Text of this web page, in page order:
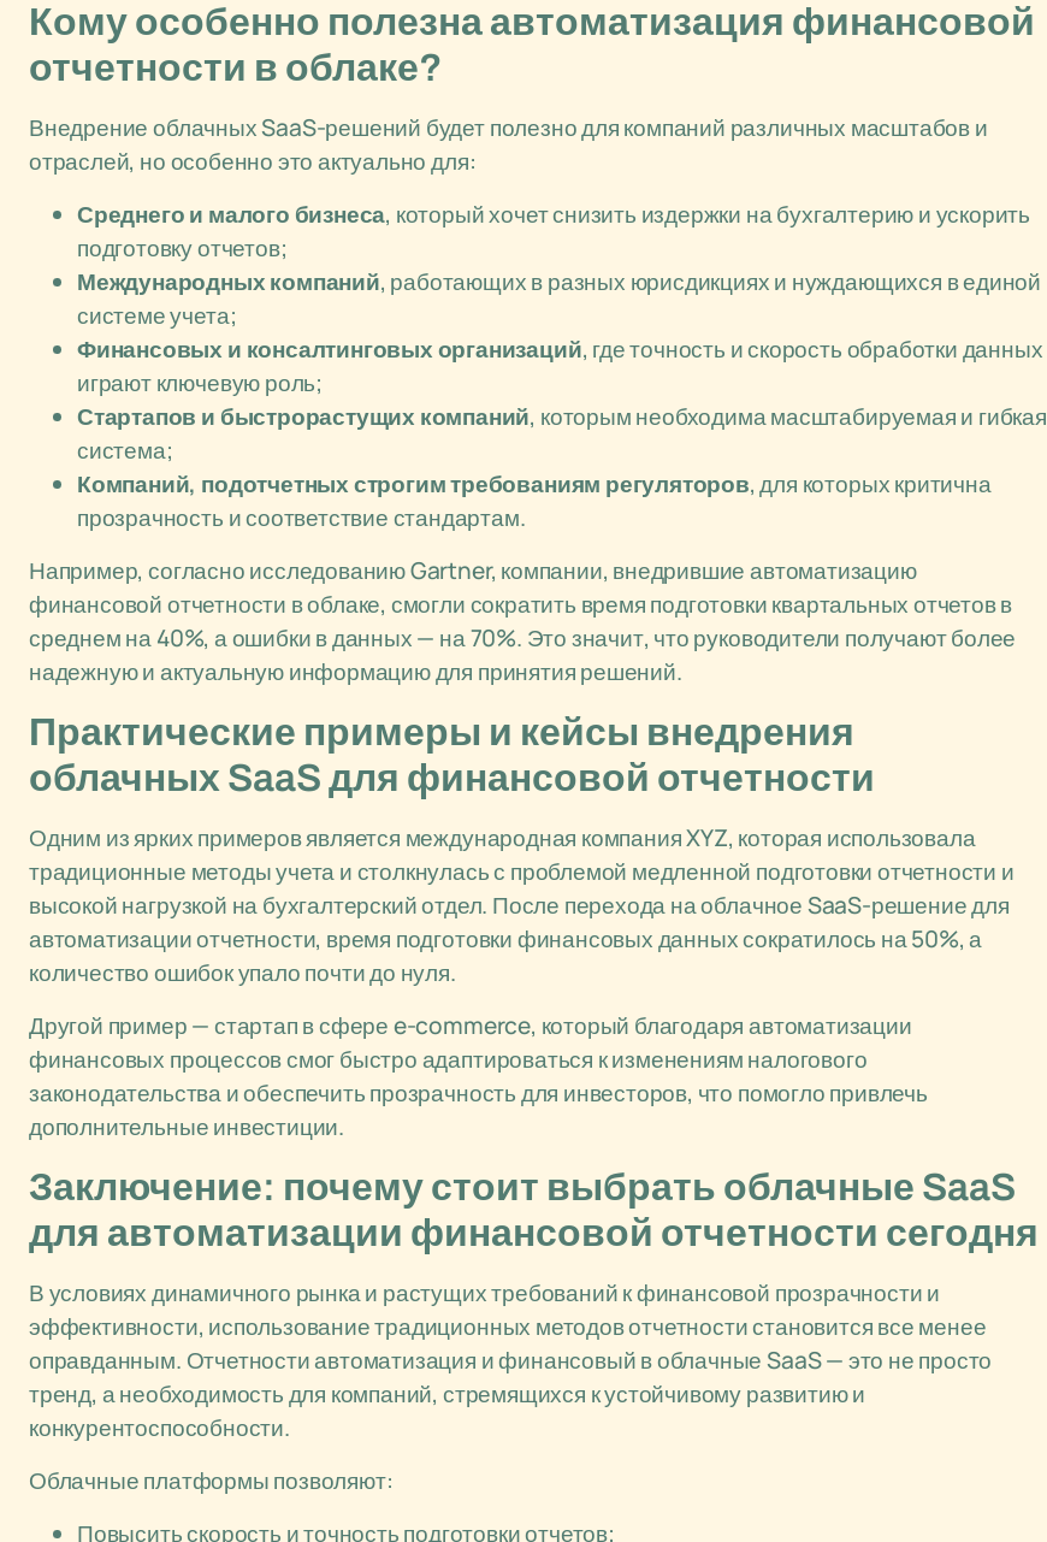
Кому особенно полезна автоматизация финансовой
отчетности в облаке?
Внедрение облачных SaaS-решений будет полезно для компаний различных масштабов и
отраслей, но особенно это актуально для:
Среднего и малого бизнеса, который хочет снизить издержки на бухгалтерию и ускорить
подготовку отчетов;
Международных компаний, работающих в разных юрисдикциях и нуждающихся в единой
системе учета;
Финансовых и консалтинговых организаций, где точность и скорость обработки данных
играют ключевую роль;
Стартапов и быстрорастущих компаний, которым необходима масштабируемая и гибкая
система;
Компаний, подотчетных строгим требованиям регуляторов, для которых критична
прозрачность и соответствие стандартам.
Например, согласно исследованию Gartner, компании, внедрившие автоматизацию
финансовой отчетности в облаке, смогли сократить время подготовки квартальных отчетов в
среднем на 40%, а ошибки в данных — на 70%. Это значит, что руководители получают более
надежную и актуальную информацию для принятия решений.
Практические примеры и кейсы внедрения
облачных SaaS для финансовой отчетности
Одним из ярких примеров является международная компания XYZ, которая использовала
традиционные методы учета и столкнулась с проблемой медленной подготовки отчетности и
высокой нагрузкой на бухгалтерский отдел. После перехода на облачное SaaS-решение для
автоматизации отчетности, время подготовки финансовых данных сократилось на 50%, а
количество ошибок упало почти до нуля.
Другой пример — стартап в сфере e-commerce, который благодаря автоматизации
финансовых процессов смог быстро адаптироваться к изменениям налогового
законодательства и обеспечить прозрачность для инвесторов, что помогло привлечь
дополнительные инвестиции.
Заключение: почему стоит выбрать облачные SaaS
для автоматизации финансовой отчетности сегодня
В условиях динамичного рынка и растущих требований к финансовой прозрачности и
эффективности, использование традиционных методов отчетности становится все менее
оправданным. Отчетности автоматизация и финансовый в облачные SaaS — это не просто
тренд, а необходимость для компаний, стремящихся к устойчивому развитию и
конкурентоспособности.
Облачные платформы позволяют:
Повысить скорость и точность подготовки отчетов;